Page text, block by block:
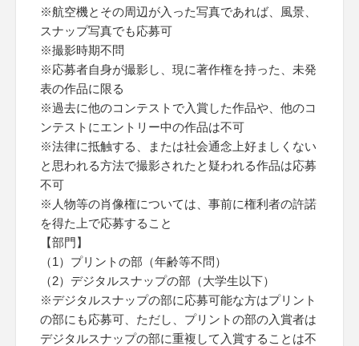
※航空機とその周辺が入った写真であれば、風景、
スナップ写真でも応募可
※撮影時期不問
※応募者自身が撮影し、現に著作権を持った、未発
表の作品に限る
※過去に他のコンテストで入賞した作品や、他のコ
ンテストにエントリー中の作品は不可
※法律に抵触する、または社会通念上好ましくない
と思われる方法で撮影されたと疑われる作品は応募
不可
※人物等の肖像権については、事前に権利者の許諾
を得た上で応募すること
【部門】
（1）プリントの部（年齢等不問）
（2）デジタルスナップの部（大学生以下）
※デジタルスナップの部に応募可能な方はプリント
の部にも応募可、ただし、プリントの部の入賞者は
デジタルスナップの部に重複して入賞することは不